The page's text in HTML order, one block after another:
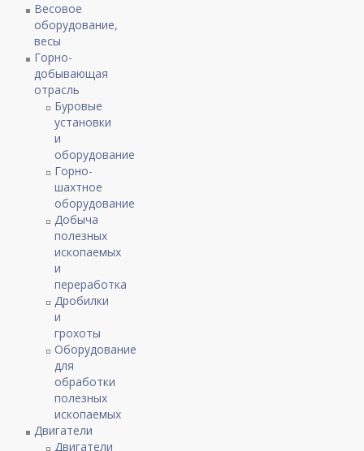
Весовое
оборудование,
весы
Горно-
добывающая
отрасль
Буровые
установки
и
оборудование
Горно-
шахтное
оборудование
Добыча
полезных
ископаемых
и
переработка
Дробилки
и
грохоты
Оборудование
для
обработки
полезных
ископаемых
Двигатели
Двигатели